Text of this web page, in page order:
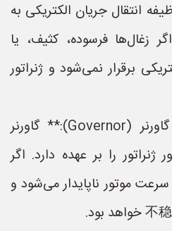
انتقال جریان الکتریکی به
زغال‌ها فرسوده، کثیف، یا
برقرار نمی‌شود و ژنراتور
* **مشکلات مربوط به گاورنر (Governor):** گاورنر
را بر عهده دارد. اگر
موتور ناپایدار می‌شود و